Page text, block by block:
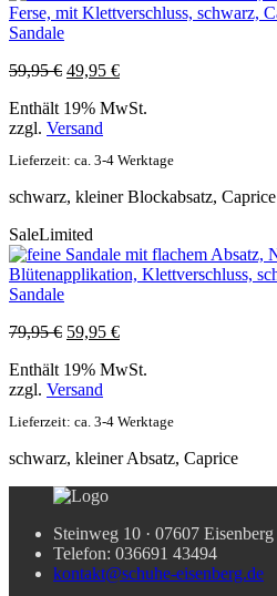
Sandale
59,95€ Ursprünglicher
war:
59,95 €
49,95 €Aktueller
ist:
Enthält 19% MwSt.
zzgl. Versand
Lieferzeit: ca. 3-4 Werktage
schwarz, kleiner Blockabsatz, Caprice
SaleLimited
Sandale
79,95€ Ursprünglicher
war:
79,95 €
59,95 €Aktueller
ist:
Enthält 19% MwSt.
zzgl. Versand
Lieferzeit: ca. 3-4 Werktage
schwarz, kleiner Absatz, Caprice
Steinweg 10 · 07607 Eisenberg
Telefon: 036691 43494
kontakt@schuhe-eisenberg.de